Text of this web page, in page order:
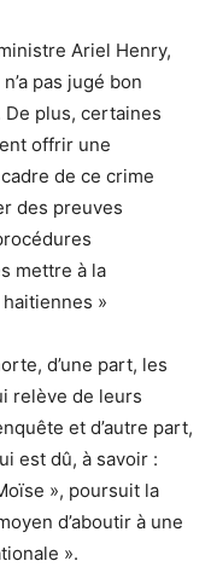
Ariel Henry,
pas jugé bon
De plus, certaines
offrir une
de ce crime
des preuves
mettre à la
»
d’une part, les
relève de leurs
et d’autre part,
est dû, à savoir :
», poursuit la
d’aboutir à une
».